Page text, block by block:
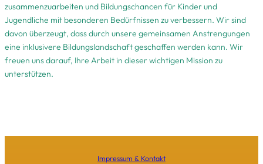
zusammenzuarbeiten und Bildungschancen für Kinder und
Jugendliche mit besonderen Bedürfnissen zu verbessern. Wir sind
davon überzeugt, dass durch unsere gemeinsamen Anstrengungen
eine inklusivere Bildungslandschaft geschaffen werden kann. Wir
freuen uns darauf, Ihre Arbeit in dieser wichtigen Mission zu
unterstützen.
Impressum & Kontakt